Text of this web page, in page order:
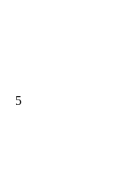
5